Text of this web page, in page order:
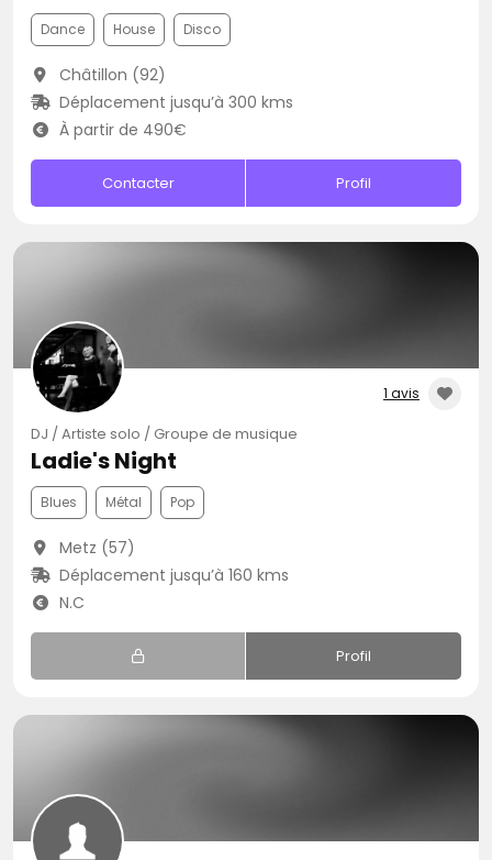
Dance House Disco
Châtillon (92)
Déplacement jusqu’à 300 kms
À partir de 490€
Contacter Profil
1 avis
DJ / Artiste solo / Groupe de musique
Ladie's Night
Blues Métal Pop
Metz (57)
Déplacement jusqu’à 160 kms
N.C
Profil